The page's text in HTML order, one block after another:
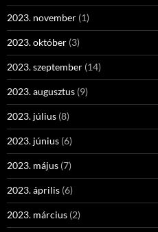
2023. november (1)
2023. október (3)
2023. szeptember (14)
2023. augusztus (9)
2023. július (8)
2023. június (6)
2023. május (7)
2023. április (6)
2023. március (2)